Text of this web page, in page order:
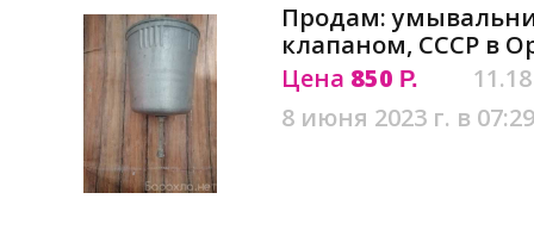
Продам:
клапаном, СССР в
Цена 850 Р.
8 июня 2023 г. в 07:29